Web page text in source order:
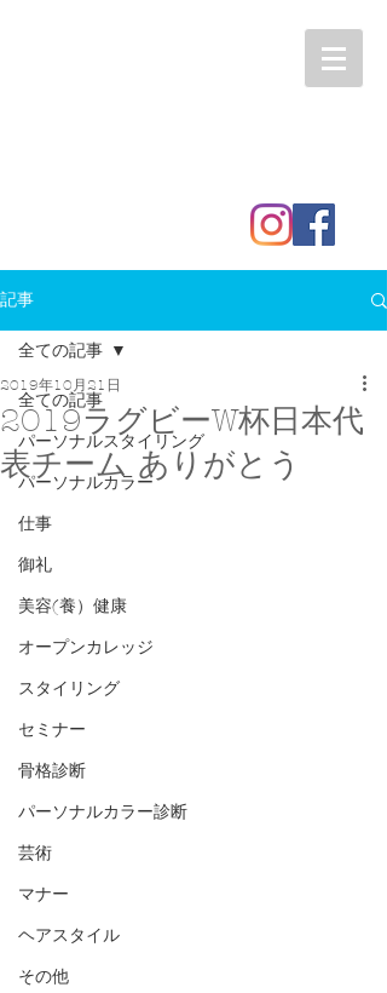
記事
全ての記事
パーソナルスタイリング
パーソナルカラー
仕事
御礼
美容(養）健康
オープンカレッジ
スタイリング
セミナー
骨格診断
パーソナルカラー診断
芸術
マナー
ヘアスタイル
その他
全ての記事
2019ラグビーW杯日本代
表チーム ありがとう
2019年10月21日